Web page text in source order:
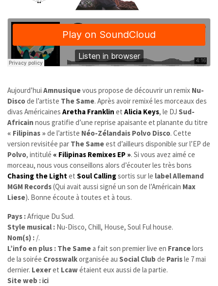
Aujourd’hui Amnusiquevous propose de découvrir un remix Nu-
Discode l’artiste The Same. Après avoir remixé les morceaux des
divas Américaines Aretha Franklin et Alicia Keys, le DJ Sud-
Africain nous gratifie d’une reprise apaisante et planante du titre
« Filipinas » de l’artiste Néo-Zélandais Polvo Disco. Cette
version revisitée par The Sameest d’ailleurs disponible sur l’EP de
Polvo, intitulé « Filipinas Remixes EP ». Si vous avez aimé ce
morceau, nous vous conseillons alors d’écouter les très bons
Chasing the Lightet Soul Callingsortis sur le label Allemand
MGM Records(Qui avait aussi signé un son de l’Américain Max
Liese). Bonne écoute à toutes et à tous.
Pays :Afrique Du Sud.
Style musical : Nu-Disco, Chill, House, Soul Ful house.
Nom(s) : /.
L’info en plus : The Samea fait son premier live en Francelors
de la soirée Crosswalkorganisée au Social Club de Parisle 7 mai
dernier. Lexeret Lcawétaient eux aussi de la partie.
Site web :ici